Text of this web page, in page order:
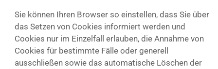
Sie können Ihren Browser so einstellen, dass Sie über
das Setzen von Cookies informiert werden und
Cookies nur im Einzelfall erlauben, die Annahme von
Cookies für bestimmte Fälle oder generell
ausschließen sowie das automatische Löschen der